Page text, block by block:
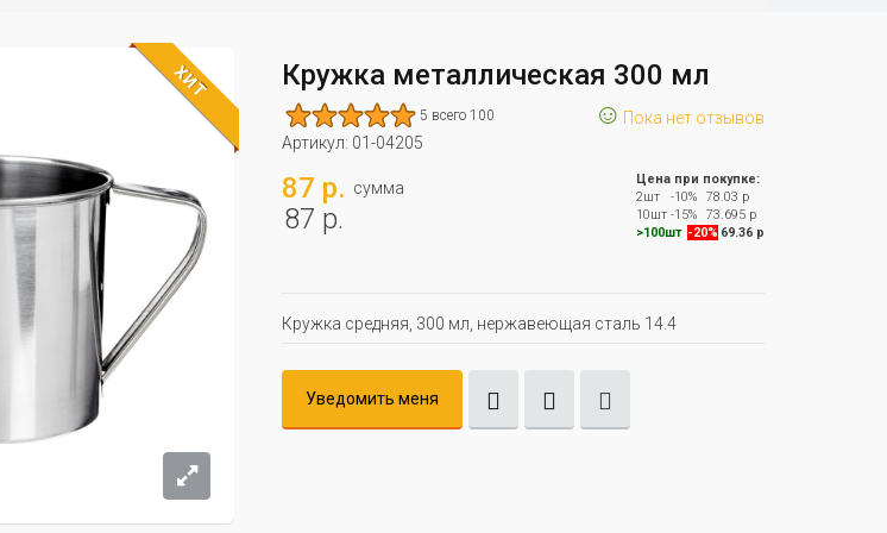
ХИТ Кружка металлическая 300 мл
5 всего 100 ☺ Пока нет отзывов
Артикул: 01-04205
87 р. сумма
87 р.
Цена при покупке:
2шт
-10%
78.03 р
10шт -15%
73.695 р
>100шт -20% 69.36 р
Кружка средняя, 300 мл, нержавеющая сталь 14.4
Уведомить меня